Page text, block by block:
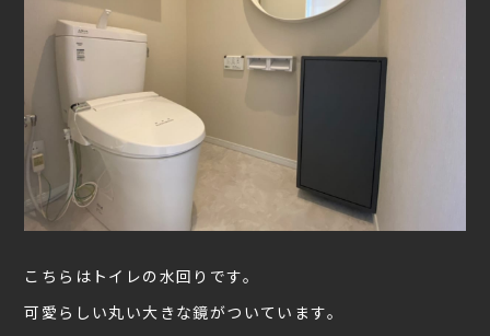
こちらはトイレの水回りです。
可愛らしい丸い大きな鏡がついています。